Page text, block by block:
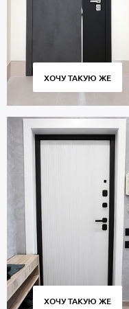
Заказывайте дверь МДФ
от 4 дней, доставка
Москвы и Московской
ХОЧУ ТАКУЮ ЖЕ
ХОЧУ ТАКУЮ ЖЕ